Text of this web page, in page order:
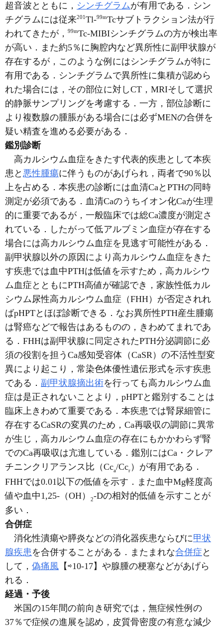
超音波とともに， シンチグラムが有用である．シン
チグラムには従来201Tl-99mTcサブトラクション法が行
われてきたが， 99mTc-MIBIシンチグラムの方が検出率
が高い．また約5％に胸腔内など異所性に副甲状腺が
存在するが，このような例にはシンチグラムが特に
有用である．シンチグラムで異所性に集積が認めら
れた場合には，その部位に対しCT，MRIそして選択
的静脈サンプリングを考慮する．一方，部位診断に
より複数腺の腫脹がある場合には必ずMENの合併を
疑い精査を進める必要がある．
鑑別診断
高カルシウム血症をきたす代表的疾患として本疾
患と 悪性腫瘍に伴うものがあげられ，両者で90％以
上を占める．本疾患の診断には血清CaとPTHの同時
測定が必須である．血清Caのうちイオン化Caが生理
的に重要であるが，一般臨床では総Ca濃度が測定さ
れている．したがって低アルブミン血症が存在する
場合には高カルシウム血症を見逃す可能性がある．
副甲状腺以外の原因により高カルシウム血症をきた
す疾患では血中PTHは低値を示すため，高カルシウ
ム血症とともにPTH高値が確認でき，家族性低カル
シウム尿性高カルシウム血症（FHH）が否定されれ
ばpHPTとほぼ診断できる．なお異所性PTH産生腫瘍
は腎癌などで報告はあるものの，きわめてまれであ
る．FHHは副甲状腺に同定されたPTH分泌調節に必
須の役割を担うCa感知受容体（CaSR）の不活性型変
異により起こり，常染色体優性遺伝形式を示す疾患
である． 副甲状腺摘出術を行っても高カルシウム血
症は是正されないことより，pHPTと鑑別することは
臨床上きわめて重要である．本疾患では腎尿細管に
存在するCaSRの変異のため，Ca再吸収の調節に異常
が生じ，高カルシウム血症の存在にもかかわらず腎
でのCa再吸収は亢進している．鑑別にはCa・クレア
チニンクリアランス比（Cca/Ccr ）が有用である．
FHHでは0.01以下の低値を示す．また血中Mg軽度高
値や血中1,25-（OH）
2-Dの相対的低値を示すことが
多い．
合併症
消化性潰瘍や膵炎などの消化器疾患ならびに甲状
腺疾患を合併することがある．またまれな合併症 と
して， 偽痛風 【⇨10-17】や腺腫の梗塞などがあげら
れる．
経過・予後
米国の15年間の前向き研究では，無症候性例の
37％で症候の進展を認め，皮質骨密度の有意な減少